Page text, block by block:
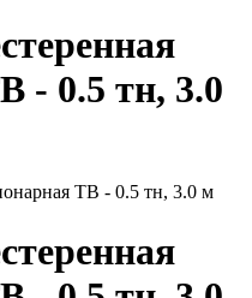
- 0.5 тн, 3.0